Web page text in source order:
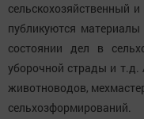
сельскохозяйственный
публикуются
состоянии дел в
уборочной страды и
животноводов,
сельхозформирований.